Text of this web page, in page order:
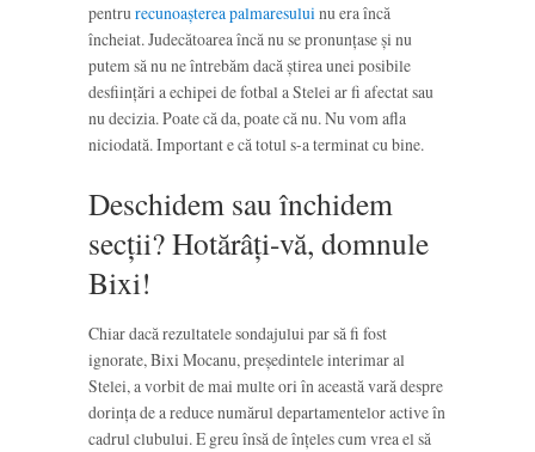
pentrurecunoașterea palmaresuluinu era încă
încheiat. Judecătoarea încă nu se pronunțase și nu
putem să nu ne întrebăm dacă știrea unei posibile
desființări a echipei de fotbal a Stelei ar fi afectat sau
nu decizia. Poate că da, poate că nu. Nu vom afla
niciodată. Important e că totul s-a terminat cu bine.
Deschidem sau închidem
secții? Hotărâți-vă, domnule
Bixi!
Chiar dacă rezultatele sondajului par să fi fost
ignorate, Bixi Mocanu, președintele interimar al
Stelei, a vorbit de mai multe ori în această vară despre
dorința de a reduce numărul departamentelor active în
cadrul clubului. E greu însă de înțeles cum vrea el să